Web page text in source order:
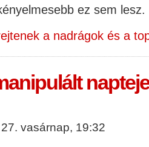
ez sem lesz.
a nadrágok és a
napteje
vasárnap, 19:32